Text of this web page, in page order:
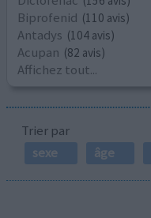
Biprofenid (110 avis)
Antadys (104 avis)
Acupan (82 avis)
Affichez tout...
Trier par
sexe
âge